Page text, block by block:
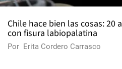
Chile hace bien las cosas: 20
con fisura labiopalatina
Por Erita Cordero Carrasco